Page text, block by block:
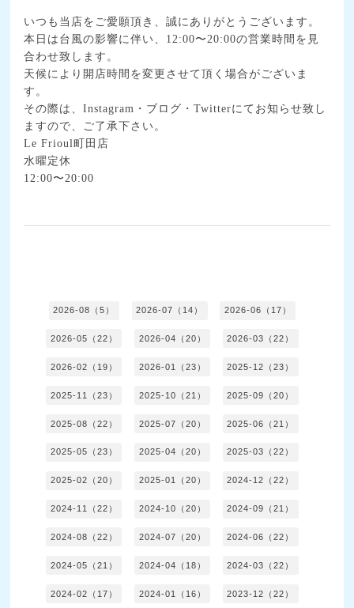
いつも当店をご愛願頂き、誠にありがとうございます。
本日は台風の影響に伴い、12:00〜20:00の営業時間を見
合わせ致します。
天候により開店時間を変更させて頂く場合がございま
す。
その際は、Instagram・ブログ・Twitterにてお知らせ致し
ますので、ご了承下さい。
Le Frioul町田店
水曜定休
12:00〜20:00
2026-08（5） 2026-07（14） 2026-06（17）
2026-05（22） 2026-04（20） 2026-03（22）
2026-02（19） 2026-01（23） 2025-12（23）
2025-11（23） 2025-10（21） 2025-09（20）
2025-08（22） 2025-07（20） 2025-06（21）
2025-05（23） 2025-04（20） 2025-03（22）
2025-02（20） 2025-01（20） 2024-12（22）
2024-11（22） 2024-10（20） 2024-09（21）
2024-08（22） 2024-07（20） 2024-06（22）
2024-05（21） 2024-04（18） 2024-03（22）
2024-02（17） 2024-01（16） 2023-12（22）